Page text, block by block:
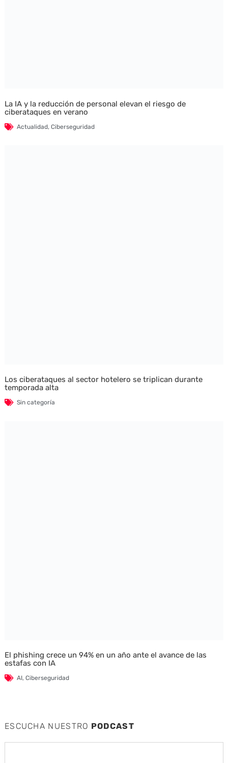
La IA y la reducción de personal elevan el riesgo de
ciberataques en verano
Actualidad, Ciberseguridad
Los ciberataques al sector hotelero se triplican durante
temporada alta
Sin categoría
El phishing crece un 94% en un año ante el avance de las
estafas con IA
AI, Ciberseguridad
ESCUCHA NUESTRO PODCAST